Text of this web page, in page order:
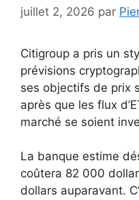
juillet 2, 2026 par
Citigroup a pris un
prévisions
ses objectifs de prix
après que les flux
marché se soient
La banque estime
coûtera 82 000
dollars auparavant.